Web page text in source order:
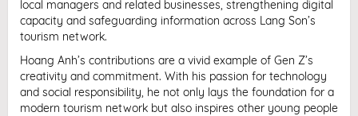
local managers and related businesses, strengthening digital
capacity and safeguarding information across Lang Son’s
tourism network.
Hoang Anh’s contributions are a vivid example of Gen Z’s
creativity and commitment. With his passion for technology
and social responsibility, he not only lays the foundation for a
modern tourism network but also inspires other young people